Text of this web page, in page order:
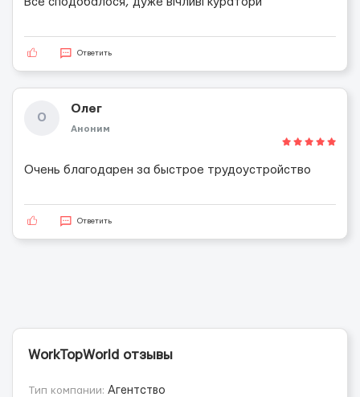
Ответить
О
Олег
Аноним
Очень благодарен за быстрое трудоустройство
Ответить
WorkTopWorld отзывы
Тип компании: Агентство